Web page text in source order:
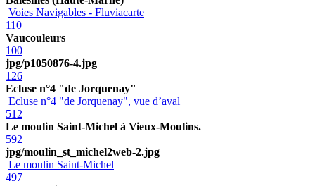
Voies Navigables - Fluviacarte
110
Vaucouleurs
100
jpg/p1050876-4.jpg
126
Ecluse n°4 "de Jorquenay"
Ecluse n°4 "de Jorquenay", vue d’aval
512
Le moulin Saint-Michel à Vieux-Moulins.
592
jpg/moulin_st_michel2web-2.jpg
Le moulin Saint-Michel
497